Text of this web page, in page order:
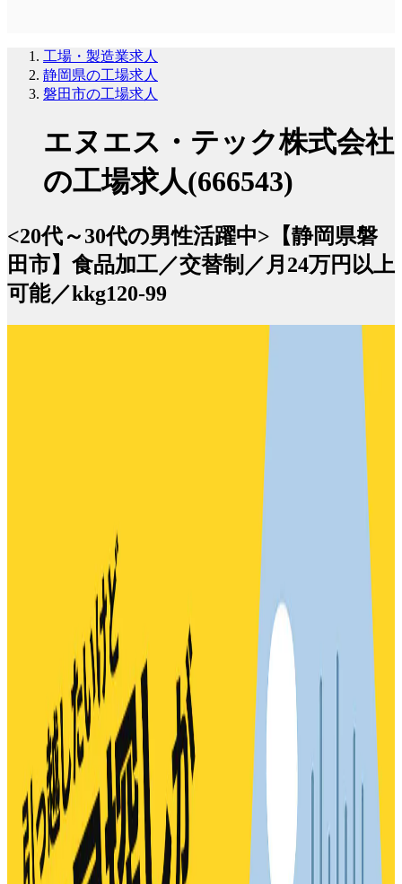
工場・製造業求人
静岡県の工場求人
磐田市の工場求人
エヌエス・テック株式会社
の工場求人(666543)
<20代～30代の男性活躍中>【静岡県磐
田市】食品加工／交替制／月24万円以上
可能／kkg120-99